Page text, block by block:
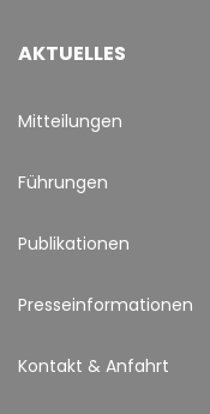
AKTUELLES
Mitteilungen
Führungen
Publikationen
Presseinformationen
Kontakt & Anfahrt